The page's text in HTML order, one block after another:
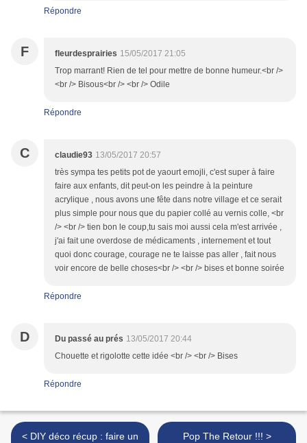
Répondre
F fleurdesprairies 15/05/2017 21:05
Trop marrant! Rien de tel pour mettre de bonne humeur.<br />
<br /> Bisous<br /> <br /> Odile
Répondre
C claudie93 13/05/2017 20:57
très sympa tes petits pot de yaourt emojli, c'est super à faire
faire aux enfants, dit peut-on les peindre à la peinture
acrylique , nous avons une fête dans notre village et ce serait
plus simple pour nous que du papier collé au vernis colle, <br
/> <br /> tien bon le coup,tu sais moi aussi cela m'est arrivée ,
j'ai fait une overdose de médicaments , internement et tout
quoi donc courage, courage ne te laisse pas aller , fait nous
voir encore de belle choses<br /> <br /> bises et bonne soirée
Répondre
D Du passé au prés 13/05/2017 20:44
Chouette et rigolotte cette idée <br /> <br /> Bises
Répondre
< DIY déco récup : faire un
Pop The Retour !!! >